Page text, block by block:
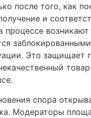
после того, как
и
возникают
Это защищает
спора
Модераторы